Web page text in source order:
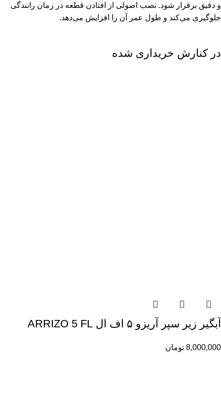
و دقیق برقرار شود. نصب اصولی از افتادن قطعه در زمان رانندگی
جلوگیری می‌کند و طول عمر آن را افزایش می‌دهد.
در کنارش خریداری شده
آبگیر زیر سپر آریزو ۵ اف ال ARRIZO 5 FL
8,000,000 تومان